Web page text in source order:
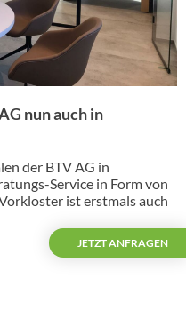
JETZT ANFRAGEN
nun auch in
der BTV AG in
Service in Form von
ist erstmals auch